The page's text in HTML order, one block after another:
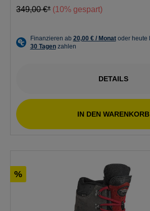
349,00 €* (10% gespart)
DETAILS
IN DEN WARENKORB
%